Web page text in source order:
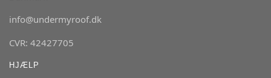
info@undermyroof.dk
CVR: 42427705
HJÆLP